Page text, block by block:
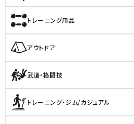
トレーニング用品
アウトドア
武道・格闘技
トレーニング・ジム/カジュアル